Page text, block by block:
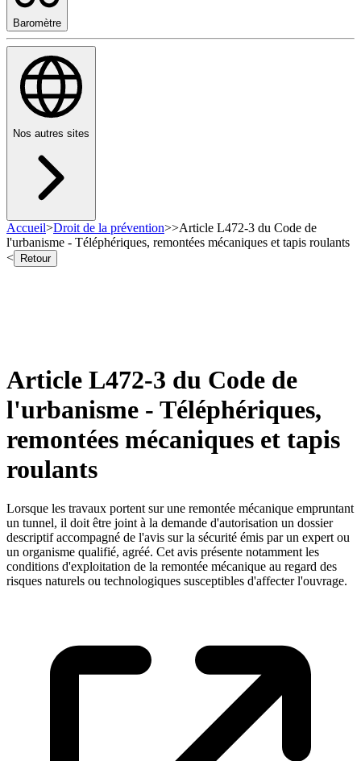
Baromètre
Nos autres sites
Accueil>Droit de la prévention>>Article L472-3 du Code de
l'urbanisme - Téléphériques, remontées mécaniques et tapis roulants
<
Retour
Article L472-3 du Code de
l'urbanisme - Téléphériques,
remontées mécaniques et tapis
roulants
Lorsque les travaux portent sur une remontée mécanique empruntant
un tunnel, il doit être joint à la demande d'autorisation un dossier
descriptif accompagné de l'avis sur la sécurité émis par un expert ou
un organisme qualifié, agréé. Cet avis présente notamment les
conditions d'exploitation de la remontée mécanique au regard des
risques naturels ou technologiques susceptibles d'affecter l'ouvrage.